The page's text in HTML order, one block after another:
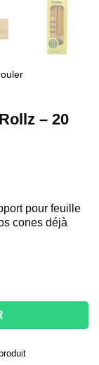
– 20
pour feuille
cones déjà
- 20 cm